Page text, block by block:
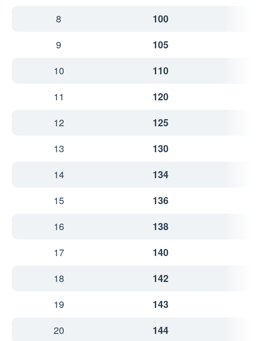
8
100
9
105
10
110
11
120
12
125
13
130
14
134
15
136
16
138
17
140
18
142
19
143
20
144